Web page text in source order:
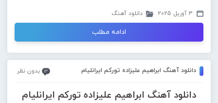
3 آوریل 2025 دانلود آهنگ
ادامه مطلب
دانلود آهنگ ابراهیم علیزاده تورکم ایرانلیام بدون نظر
دانلود آهنگ ابراهیم علیزاده تورکم ایرانلیام